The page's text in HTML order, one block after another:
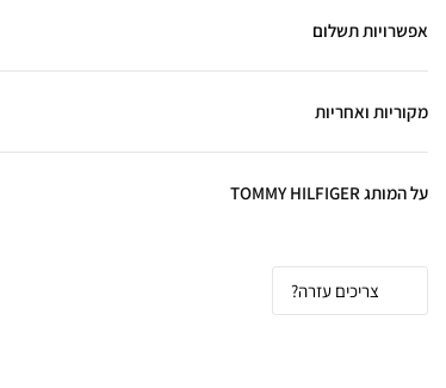
אפשרויות תשלום
מקוריות ואחריות
על המותג TOMMY HILFIGER
צריכים עזרה?